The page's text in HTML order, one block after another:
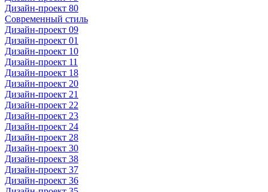
Дизайн-проект 80
Современный стиль
Дизайн-проект 09
Дизайн-проект 01
Дизайн-проект 10
Дизайн-проект 11
Дизайн-проект 18
Дизайн-проект 20
Дизайн-проект 21
Дизайн-проект 22
Дизайн-проект 23
Дизайн-проект 24
Дизайн-проект 28
Дизайн-проект 30
Дизайн-проект 38
Дизайн-проект 37
Дизайн-проект 36